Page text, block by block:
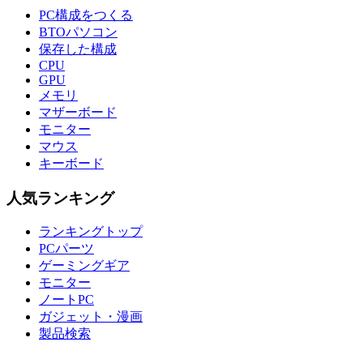
PC構成をつくる
BTOパソコン
保存した構成
CPU
GPU
メモリ
マザーボード
モニター
マウス
キーボード
人気ランキング
ランキングトップ
PCパーツ
ゲーミングギア
モニター
ノートPC
ガジェット・漫画
製品検索